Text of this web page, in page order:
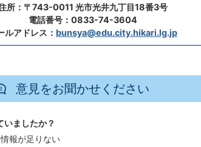
所：〒743-0011 光市光井九丁目18番3号
電話番号：0833-74-3604
ルアドレス： bunsya@edu.city.hikari.lg.jp
意見をお聞かせください
いましたか？
情報が足りない